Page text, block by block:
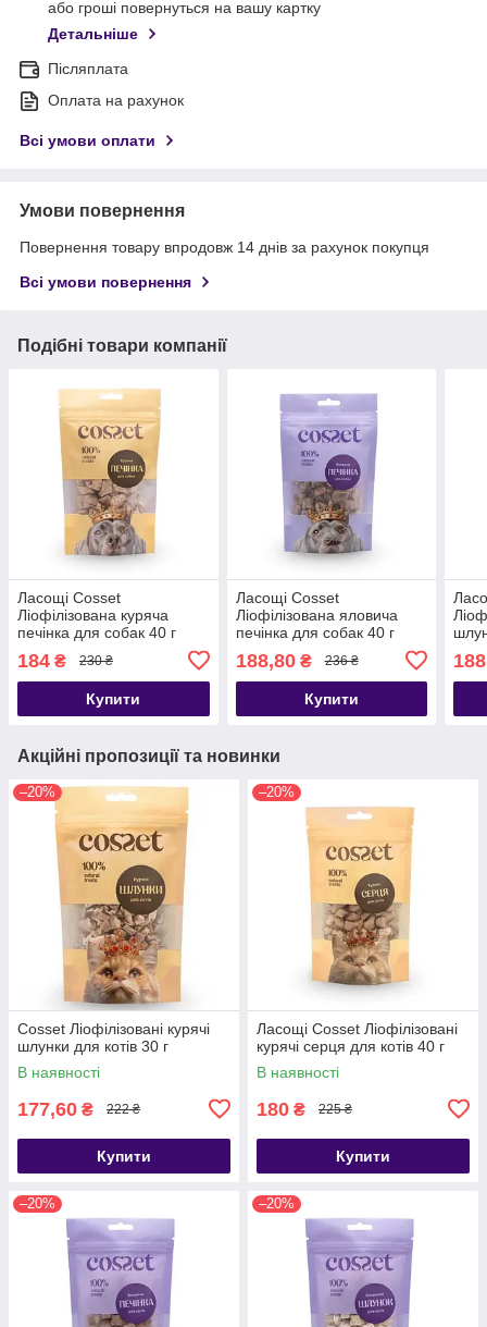
або гроші повернуться на вашу картку
Детальніше
Післяплата
Оплата на рахунок
Всі умови оплати
Умови повернення
Повернення товару впродовж 14 днів за рахунок покупця
Всі умови повернення
Подібні товари компанії
Ласощі Cosset
Ліофілізована куряча
печінка для собак 40 г
184 ₴ 230 ₴
Купити
Ласощі Cosset
Ліофілізована яловича
печінка для собак 40 г
188,80₴ 236 ₴
Купити
Акційні пропозиції та новинки
–20%
Cosset Ліофілізовані курячі
шлунки для котів 30 г
В наявності
177,60 ₴ 222 ₴
Купити
–20%
Ласощі Cosset Ліофілізовані
курячі серця для котів 40 г
В наявності
180 ₴ 225 ₴
Купити
–20% –20%